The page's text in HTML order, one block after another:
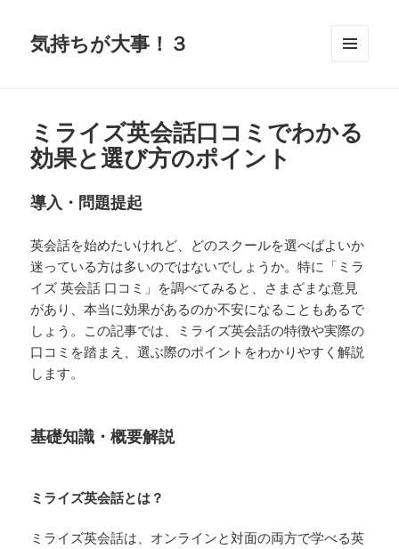
気持ちが大事！３
ミライズ英会話口コミでわかる
効果と選び方のポイント
導入・問題提起
英会話を始めたいけれど、どのスクールを選べばよいか
迷っている方は多いのではないでしょうか。特に「ミラ
イズ 英会話 口コミ」を調べてみると、さまざまな意見
があり、本当に効果があるのか不安になることもあるで
しょう。この記事では、ミライズ英会話の特徴や実際の
口コミを踏まえ、選ぶ際のポイントをわかりやすく解説
します。
基礎知識・概要解説
ミライズ英会話とは？
ミライズ英会話は、オンラインと対面の両方で学べる英